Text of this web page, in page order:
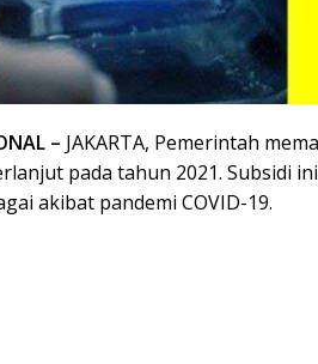
– JAKARTA, Pemerintah
pada tahun 2021. Subsidi
akibat pandemi COVID-19.